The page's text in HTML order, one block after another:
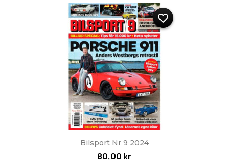
Bilsport Nr 9 2024
80,00 kr
favorite_border